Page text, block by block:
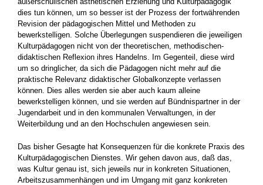
dies tun können, um so besser ist der Pro­zess der fortwährenden
Revision der pädagogi­schen Mittel und Methoden zu
bewerkstelligen. Solche Überlegungen suspendieren die jeweili­gen
Kulturpädagogen nicht von der theoreti­schen, methodischen-
didaktischen Reflexion ih­res Handelns. Im Gegenteil, diese wird
um so dringlicher, da sich die Pädagogen nicht mehr auf die
praktische Relevanz didaktischer Global­konzepte verlassen
können. Dies alles werden sie aber auch kaum alleine
bewerkstelligen kön­nen, und sie werden auf Bündnispartner in der
Jugendarbeit und in den kommunalen Verwal­tungen, in der
Weiterbildung und an den Hoch­schulen angewiesen sein.
Das bisher Gesagte hat Konsequenzen für die konkrete Praxis des
Kulturpädagogischen Dien­stes. Wir gehen davon aus, daß das,
was Kultur genau ist, sich jeweils nur in konkreten Situatio­nen,
Arbeitszusammenhängen und im Umgang mit ganz konkreten